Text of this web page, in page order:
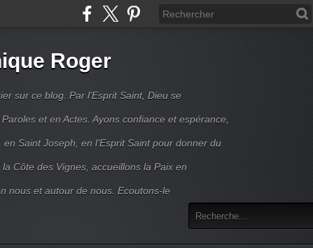
Roger
sur ce blog. Par l’Esprit Saint, Dieu se
et en Actes. Ayons confiance et espérance,
Saint Joseph, en l’Esprit Saint pour donner du
Côte des Vignes, accueillons la Paix en
nous et autour de nous. Ecoutons-le